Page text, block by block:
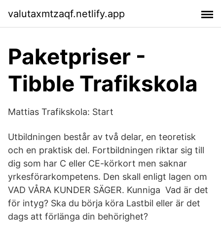
valutaxmtzaqf.netlify.app
Paketpriser -
Tibble Trafikskola
Mattias Trafikskola: Start
Utbildningen består av två delar, en teoretisk
och en praktisk del. Fortbildningen riktar sig till
dig som har C eller CE-körkort men saknar
yrkesförarkompetens. Den skall enligt lagen om
VAD VÅRA KUNDER SÄGER. Kunniga Vad är det
för intyg? Ska du börja köra Lastbil eller är det
dags att förlänga din behörighet?